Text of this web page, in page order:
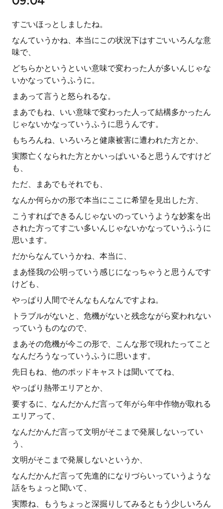
すごいほっとしましたね。
なんていうかね、本当にこの状況下はすごいいろんな意
味で、
どちらかというといい意味で変わった人が多いんじゃな
いかなっていうふうに。
まあって言うと怒られるな。
まあでもね、いい意味で変わった人って結構多かったん
じゃないかなっていうふうに思うんです。
もちろんね、いろいろと健康被害に遭われた方とか、
実際亡くなられた方とかいっぱいいると思うんですけど
も、
ただ、まあでもそれでも、
なんか何らかの形で本当にここに希望を見出した方、
こうすればできるんじゃないのっていうような妙案を出
された方ってすごい多いんじゃないかなっていうふうに
思います。
だからなんていうかね、本当に、
まあ怪我の公明っていう感じになっちゃうと思うんです
けども、
やっぱり人間でそんなもんなんですよね。
トラブルがないと、危機がないと残念ながら変われない
っていうものなので、
まあその危機が今この形で、こんな形で現れたってこと
なんだろうなっていうふうに思います。
先日もね、他のポッドキャストは聞いててね、
やっぱり熱帯エリアとか、
要するに、なんだかんだ言って年がら年中作物が取れる
エリアって、
なんだかんだ言って文明がそこまで発展しないってい
う、
文明がそこまで発展しないというか、
なんだかんだ言って先進的になりづらいっていうような
話をちょっと聞いて、
実際ね、もうちょっと深掘りしてみるともう少しいろん